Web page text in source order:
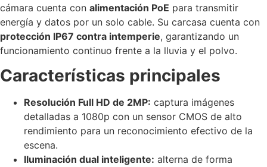
cámara cuenta con alimentación PoE para transmitir
energía y datos por un solo cable. Su carcasa cuenta con
protección IP67 contra intemperie, garantizando un
funcionamiento continuo frente a la lluvia y el polvo.
Características principales
Resolución Full HD de 2MP: captura imágenes
detalladas a 1080p con un sensor CMOS de alto
rendimiento para un reconocimiento efectivo de la
escena.
Iluminación dual inteligente: alterna de forma